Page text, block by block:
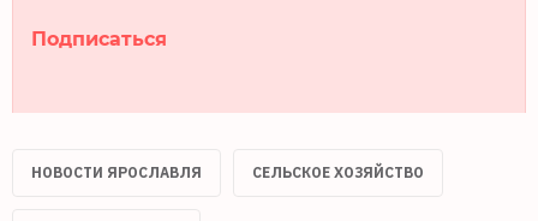
Подписаться
НОВОСТИ ЯРОСЛАВЛЯ СЕЛЬСКОЕ ХОЗЯЙСТВО